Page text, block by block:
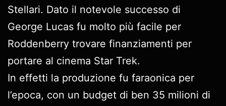
Stellari. Dato il notevole successo di
George Lucas fu molto più facile per
Roddenberry trovare finanziamenti per
portare al cinema Star Trek.
In effetti la produzione fu faraonica per
l’epoca, con un budget di ben 35 milioni di